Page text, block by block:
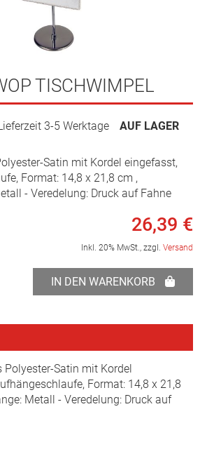
TISCHWIMPEL
AUF LAGER
3-5 Werktage
Satin mit Kordel eingefasst,
Format: 14,8 x 21,8 cm ,
- Veredelung: Druck auf Fahne
26,39 €
Inkl. 20% MwSt., zzgl. Versand
IN DEN WARENKORB
Polyester-Satin mit Kordel
Format: 14,8 x 21,8
Metall - Veredelung: Druck auf